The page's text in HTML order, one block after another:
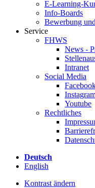
E-Learning-
Info-Boards
Bewerbung
Service
FHWS
News -
Intranet
Social Media
Youtube
Rechtliches
Deutsch
English
Kontrast ändern